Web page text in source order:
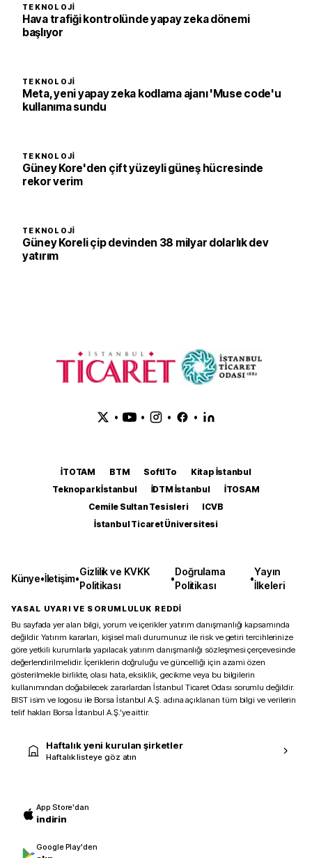
TEKNOLOJI
Hava trafiği kontrolünde yapay zeka dönemi
başlıyor
TEKNOLOJI
Meta, yeni yapay zeka kodlama ajanı 'Muse code'u
kullanıma sundu
TEKNOLOJI
Güney Kore'den çift yüzeyli güneş hücresinde
rekor verim
TEKNOLOJI
Güney Koreli çip devinden 38 milyar dolarlık dev
yatırım
• • • •
İTOTAM BTM SoftITo
Kitap İstanbul
Teknopark İstanbul
İDTM İstanbul
İTOSAM
Cemile Sultan Tesisleri
ICVB
İstanbul Ticaret Üniversitesi
Künye•İletişim•
Gizlilik ve KVKK
Politikası
•
Doğrulama
Politikası
•
Yayın
İlkeleri
YASAL UYARI VE SORUMLULUK REDDİ
Bu sayfada yer alan bilgi, yorum ve içerikler yatırım danışmanlığı kapsamında
değildir. Yatırım kararları, kişisel mali durumunuz ile risk ve getiri tercihlerinize
göre yetkili kurumlarla yapılacak yatırım danışmanlığı sözleşmesi çerçevesinde
değerlendirilmelidir. İçeriklerin doğruluğu ve güncelliği için azami özen
gösterilmekle birlikte, olası hata, eksiklik, gecikme veya bu bilgilerin
kullanımından doğabilecek zararlardan İstanbul Ticaret Odası sorumlu değildir.
BIST isim ve logosu ile Borsa İstanbul A.Ş. adına açıklanan tüm bilgi ve verilerin
telif hakları Borsa İstanbul A.Ş.’ye aittir.
Haftalık yeni kurulan şirketler
Haftalık listeye göz atın
App Store'dan
indirin
Google Play'den